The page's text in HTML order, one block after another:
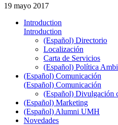
19 mayo 2017
Introduction
Introduction
(Español) Directorio
Localización
Carta de Servicios
(Español) Política
(Español) Comunicación
(Español) Comunicación
(Español) Divulgación
(Español) Marketing
(Español) Alumni UMH
Novedades